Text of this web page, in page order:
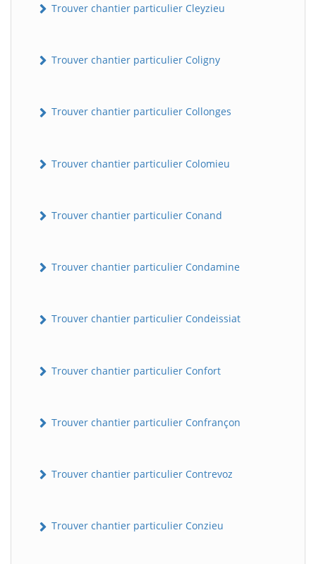
Trouver chantier particulier Cleyzieu
Trouver chantier particulier Coligny
Trouver chantier particulier Collonges
Trouver chantier particulier Colomieu
Trouver chantier particulier Conand
Trouver chantier particulier Condamine
Trouver chantier particulier Condeissiat
Trouver chantier particulier Confort
Trouver chantier particulier Confrançon
Trouver chantier particulier Contrevoz
Trouver chantier particulier Conzieu
B BatiWebPro
Assistant en ligne